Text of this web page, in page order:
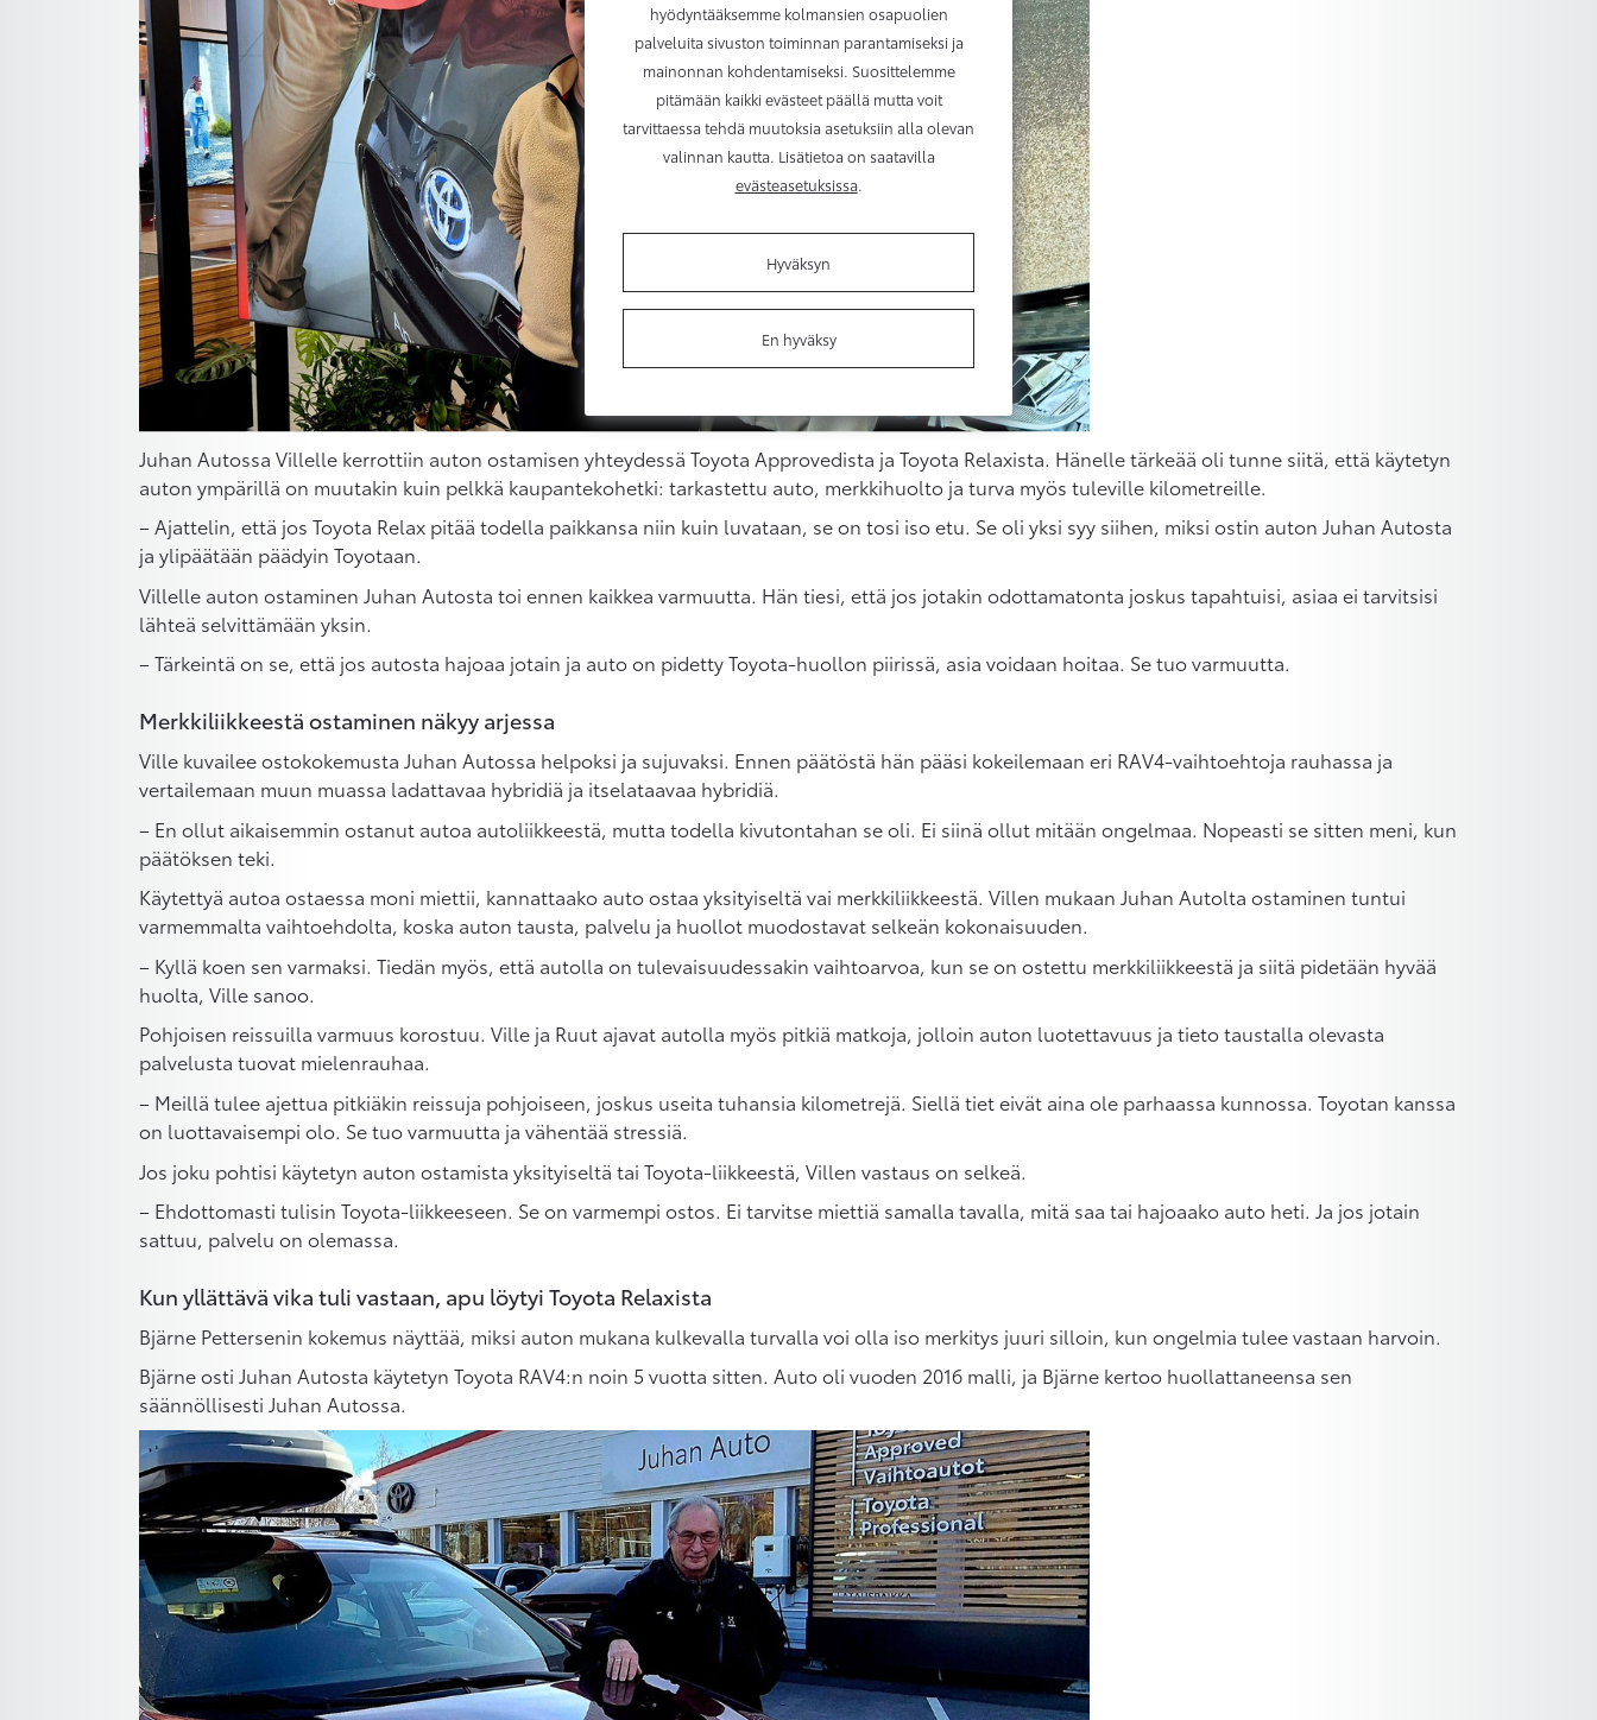
Juhan Autossa Villelle kerrottiin auton ostamisen yhteydessä Toyota Approvedista ja Toyota Relaxista. Hänelle tärkeää oli tunne siitä, että käytetyn
auton ympärillä on muutakin kuin pelkkä kaupantekohetki: tarkastettu auto, merkkihuolto ja turva myös tuleville kilometreille.
– Ajattelin, että jos Toyota Relax pitää todella paikkansa niin kuin luvataan, se on tosi iso etu. Se oli yksi syy siihen, miksi ostin auton Juhan Autosta
ja ylipäätään päädyin Toyotaan.
Villelle auton ostaminen Juhan Autosta toi ennen kaikkea varmuutta. Hän tiesi, että jos jotakin odottamatonta joskus tapahtuisi, asiaa ei tarvitsisi
lähteä selvittämään yksin.
– Tärkeintä on se, että jos autosta hajoaa jotain ja auto on pidetty Toyota-huollon piirissä, asia voidaan hoitaa. Se tuo varmuutta.
Merkkiliikkeestä ostaminen näkyy arjessa
Ville kuvailee ostokokemusta Juhan Autossa helpoksi ja sujuvaksi. Ennen päätöstä hän pääsi kokeilemaan eri RAV4-vaihtoehtoja rauhassa ja
vertailemaan muun muassa ladattavaa hybridiä ja itselataavaa hybridiä.
– En ollut aikaisemmin ostanut autoa autoliikkeestä, mutta todella kivutontahan se oli. Ei siinä ollut mitään ongelmaa. Nopeasti se sitten meni, kun
päätöksen teki.
Käytettyä autoa ostaessa moni miettii, kannattaako auto ostaa yksityiseltä vai merkkiliikkeestä. Villen mukaan Juhan Autolta ostaminen tuntui
varmemmalta vaihtoehdolta, koska auton tausta, palvelu ja huollot muodostavat selkeän kokonaisuuden.
– Kyllä koen sen varmaksi. Tiedän myös, että autolla on tulevaisuudessakin vaihtoarvoa, kun se on ostettu merkkiliikkeestä ja siitä pidetään hyvää
huolta, Ville sanoo.
Pohjoisen reissuilla varmuus korostuu. Ville ja Ruut ajavat autolla myös pitkiä matkoja, jolloin auton luotettavuus ja tieto taustalla olevasta
palvelusta tuovat mielenrauhaa.
– Meillä tulee ajettua pitkiäkin reissuja pohjoiseen, joskus useita tuhansia kilometrejä. Siellä tiet eivät aina ole parhaassa kunnossa. Toyotan kanssa
on luottavaisempi olo. Se tuo varmuutta ja vähentää stressiä.
Jos joku pohtisi käytetyn auton ostamista yksityiseltä tai Toyota-liikkeestä, Villen vastaus on selkeä.
– Ehdottomasti tulisin Toyota-liikkeeseen. Se on varmempi ostos. Ei tarvitse miettiä samalla tavalla, mitä saa tai hajoaako auto heti. Ja jos jotain
sattuu, palvelu on olemassa.
Kun yllättävä vika tuli vastaan, apu löytyi Toyota Relaxista
Bjärne Pettersenin kokemus näyttää, miksi auton mukana kulkevalla turvalla voi olla iso merkitys juuri silloin, kun ongelmia tulee vastaan harvoin.
Bjärne osti Juhan Autosta käytetyn Toyota RAV4:n noin 5 vuotta sitten. Auto oli vuoden 2016 malli, ja Bjärne kertoo huollattaneensa sen
säännöllisesti Juhan Autossa.
hyödyntääksemme kolmansien osapuolien
palveluita sivuston toiminnan parantamiseksi ja
mainonnan kohdentamiseksi. Suosittelemme
pitämään kaikki evästeet päällä mutta voit
tarvittaessa tehdä muutoksia asetuksiin alla olevan
valinnan kautta. Lisätietoa on saatavilla
evästeasetuksissa.
Hyväksyn
En hyväksy